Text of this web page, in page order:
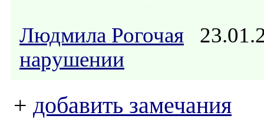
Людмила Рогочая
нарушении
+ добавить замечания